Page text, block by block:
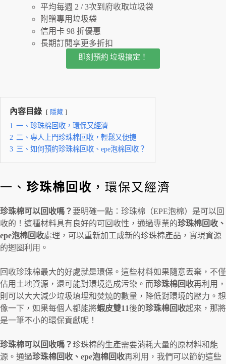
平均每週 2 / 3次到府收取垃圾袋
附贈專用垃圾袋
信用卡 98 折優惠
長期訂閱享更多折扣
即刻預約 垃圾搞定！
內容目錄 隱藏
1 一、珍珠棉回收，環保又經濟
2 二、專人上門珍珠棉回收，輕鬆又便捷
3 三、如何預約珍珠棉回收、epe泡棉回收？
一、 珍珠棉回收 ，環保又經濟
珍珠棉可以回收嗎？ 要明確一點：珍珠棉（EPE泡棉）是可以回
收的！這種材料具有良好的可回收性，通過專業的珍珠棉回收、
epe泡棉回收處理，可以重新加工成新的珍珠棉產品，實現資源
的迴圈利用。
回收珍珠棉最大的好處就是環保。這些材料如果隨意丟棄，不僅
佔用土地資源，還可能對環境造成污染。而珍珠棉回收再利用，
則可以大大減少垃圾填埋和焚燒的數量，降低對環境的壓力。想
像一下，如果每個人都能將蝦皮雙11後的珍珠棉回收起來，那將
是一筆不小的環保貢獻呢！
珍珠棉可以回收嗎？珍珠棉的生產需要消耗大量的原材料和能
源。通過珍珠棉回收、epe泡棉回收再利用，我們可以節約這些